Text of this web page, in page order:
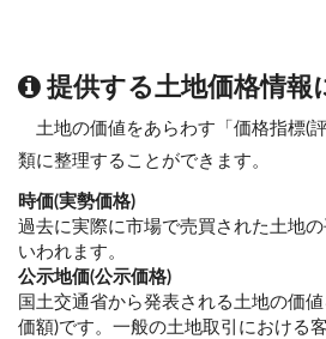
提供する土地価格情報
土地の価値をあらわす「価格指標(
類に整理することができます。
時価(実勢価格)
過去に実際に市場で売買された土地
いわれます。
公示地価(公示価格)
国土交通省から発表される土地の価
価額)です。一般の土地取引における